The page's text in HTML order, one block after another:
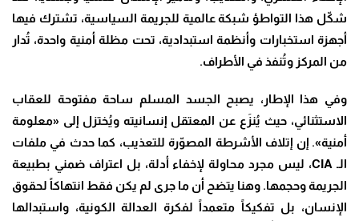
شكّل هذا التواطؤ شبكة عالمية للجريمة السياسية، تشترك فيها
أجهزة استخبارات وأنظمة استبدادية، تحت مظلة أمنية واحدة، تُدار
من المركز وتُنفذ في الأطراف.
وفي هذا الإطار، يصبح الجسد المسلم ساحة مفتوحة للعقاب
الاستثنائي، حيث يُنزَع عن المعتقل إنسانيته ويُختزل إلى «معلومة
أمنية». إن إتلاف الأشرطة المصوّرة للتعذيب، كما حدث في ملفات
الـ CIA، ليس مجرد محاولة لإخفاء أدلة، بل اعتراف ضمني بطبيعة
الجريمة وحجمها. وهنا يتضح أن ما جرى لم يكن فقط انتهاكاً لحقوق
الإنسان، بل تفكيكاً متعمداً لفكرة العدالة الكونية، واستبدالها